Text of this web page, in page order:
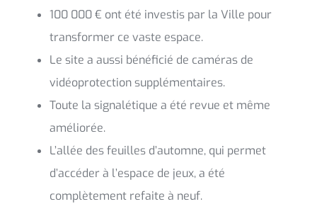
100 000 € ont été investis par la Ville pour
transformer ce vaste espace.
Le site a aussi bénéficié de caméras de
vidéoprotection supplémentaires.
Toute la signalétique a été revue et même
améliorée.
L’allée des feuilles d’automne, qui permet
d’accéder à l’espace de jeux, a été
complètement refaite à neuf.